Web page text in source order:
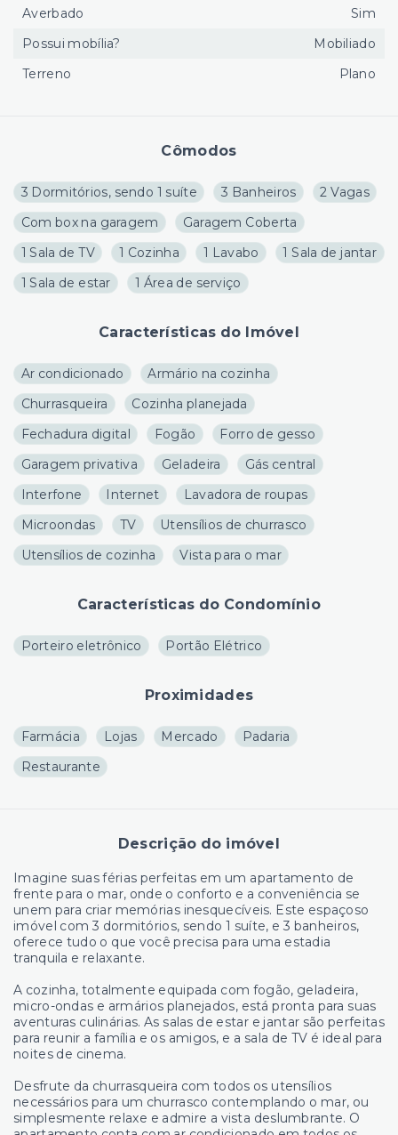
Cômodos
3 Dormitórios, sendo 1 suíte 3 Banheiros
2 Vagas
Com box na garagem
Garagem Coberta
1 Sala de TV
1 Cozinha 1 Lavabo
1 Sala de jantar
1 Sala de estar
1 Área de serviço
Características do Imóvel
Ar condicionado
Armário na cozinha
Churrasqueira
Cozinha planejada
Fechadura digital
Fogão
Forro de gesso
Garagem privativa
Geladeira
Gás central
Interfone
Internet
Lavadora de roupas
Microondas
TV
Utensílios de churrasco
Utensílios de cozinha
Vista para o mar
Características do Condomínio
Porteiro eletrônico Portão Elétrico
Proximidades
Farmácia Lojas Mercado
Padaria
Restaurante
Descrição do imóvel
Imagine suas férias perfeitas em um apartamento de
frente para o mar, onde o conforto e a conveniência se
unem para criar memórias inesquecíveis. Este espaçoso
imóvel com 3 dormitórios, sendo 1 suíte, e 3 banheiros,
oferece tudo o que você precisa para uma estadia
tranquila e relaxante.
A cozinha, totalmente equipada com fogão, geladeira,
micro-ondas e armários planejados, está pronta para suas
aventuras culinárias. As salas de estar e jantar são perfeitas
para reunir a família e os amigos, e a sala de TV é ideal para
noites de cinema.
Desfrute da churrasqueira com todos os utensílios
necessários para um churrasco contemplando o mar, ou
simplesmente relaxe e admire a vista deslumbrante. O
Averbado
Sim
Possui mobília?
Mobiliado
Terreno
Plano